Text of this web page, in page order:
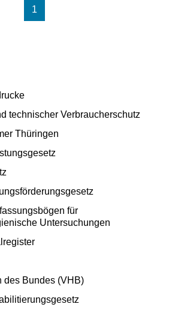
1
technischer Verbraucherschutz
Thüringen
für
Untersuchungen
des Bundes (VHB)